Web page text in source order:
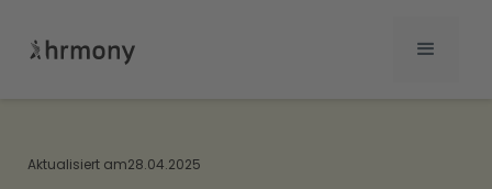
Aktualisiert am28.04.2025